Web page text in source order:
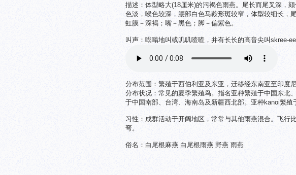
描述：体型略大(18厘米)的污褐色雨燕。尾长而尾叉深，
色淡，喉色较深，腰部白色马鞍形斑较窄，体型较细长，尾
虹膜－深褐；嘴－黑色；脚－偏紫色。
叫声：嗡嗡地叫或叽叽喳喳，并有长长的高音尖叫skree-ee-
分布范围：繁殖于西伯利亚及东亚，迁移经东南亚至印度
分布状况：常见的夏季繁殖鸟。指名亚种繁殖于中国东北
于中国南部、台湾、海南岛及新疆西北部。亚种kanoi繁殖
习性：成群活动于开阔地区，常常与其他雨燕混合。飞行
弯。
俗名：白尾根麻燕 白尾根雨燕 野燕 雨燕